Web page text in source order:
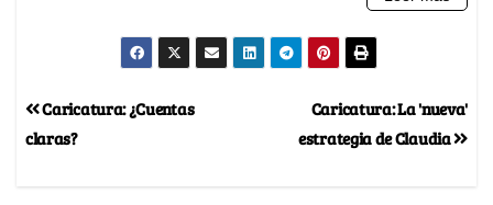
Caricatura: La 'nueva'
estrategia de Claudia
Caricatura: ¿Cuentas
claras?